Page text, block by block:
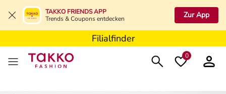
TAKKO FRIENDS APP
Trends & Coupons entdecken
Zur App
Filialfinder
Filialfinder
0